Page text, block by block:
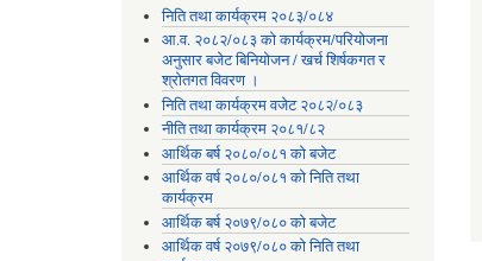
निति तथा कार्यक्रम २०८३/०८४
आ.व. २०८२/०८३ को कार्यक्रम/परियोजना
अनुसार बजेट बिनियोजन / खर्च शिर्षकगत र
श्रोतगत विवरण ।
निति तथा कार्यक्रम वजेट २०८२/०८३
नीति तथा कार्यक्रम २०८१/८२
आर्थिक बर्ष २०८०/०८१ को बजेट
आर्थिक वर्ष २०८०/०८१ को निति तथा
कार्यक्रम
आर्थिक बर्ष २०७९/०८० को बजेट
आर्थिक वर्ष २०७९/०८० को निति तथा